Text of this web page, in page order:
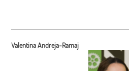
Valentina Andreja-Ramaj